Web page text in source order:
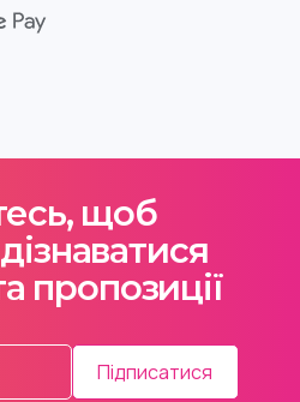
щоб
пропозиції
Підписатися